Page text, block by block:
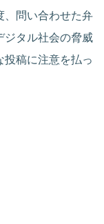
、問い合わせた弁
ジタル社会の脅威
投稿に注意を払っ